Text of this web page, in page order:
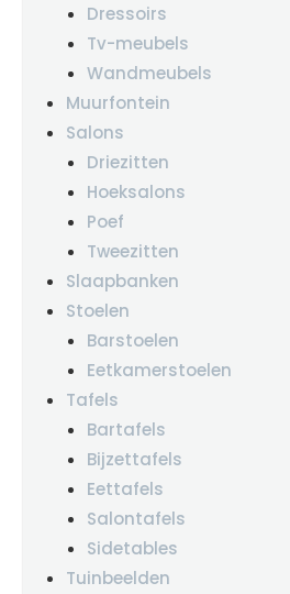
Dressoirs
Tv-meubels
Wandmeubels
Muurfontein
Salons
Driezitten
Hoeksalons
Poef
Tweezitten
Slaapbanken
Stoelen
Barstoelen
Eetkamerstoelen
Tafels
Bartafels
Bijzettafels
Eettafels
Salontafels
Sidetables
Tuinbeelden